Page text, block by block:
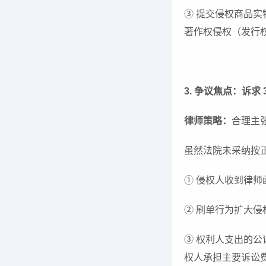
③ 提交侵权商品实
著作权侵权（发行
3. 争议焦点：诉求
律师策略： 合理主
虽然法院未采纳按
① 侵权人收到律师
② 刷单行为扩大侵
③ 权利人支出的公
权人承担主要诉讼